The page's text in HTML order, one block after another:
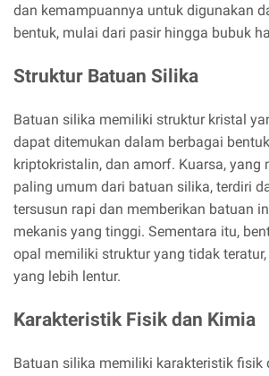
dan kemampuannya untuk digunakan
bentuk, mulai dari pasir hingga bubuk
Struktur Batuan Silika
Batuan silika memiliki struktur kristal
dapat ditemukan dalam berbagai
kriptokristalin, dan amorf. Kuarsa, yang
paling umum dari batuan silika, terdiri
tersusun rapi dan memberikan batuan
mekanis yang tinggi. Sementara itu,
opal memiliki struktur yang tidak
yang lebih lentur.
Karakteristik Fisik dan Kimia
Batuan silika memiliki karakteristik fisik